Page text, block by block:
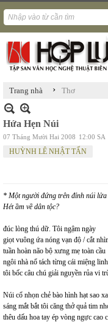
Trang nhà › Thơ
Hứa Hẹn Núi
07 Tháng Mười Hai 2008 12:00 SA
HUỲNH LÊ NHẬT TẤN
* Một người đứng trên đỉnh núi lửa
Hét ầm về dân tộc?
đúc lòng thú dữ. Tôi ngậm ngày
giọt vuông ứa nóng vạn độ / cắt
tuần hoàn não bộ xưng mẹ toàn cầu
ngôi nhà nổ tách từng cái miệng
tôi bốc câu chú giải nguyền rủa vi
Núi cổ nhọn chẻ bào hình hạt sao
sáng mắt bắt tôi căng thở quả tim
thêu dấu hoa tay ép vòng ngực cao